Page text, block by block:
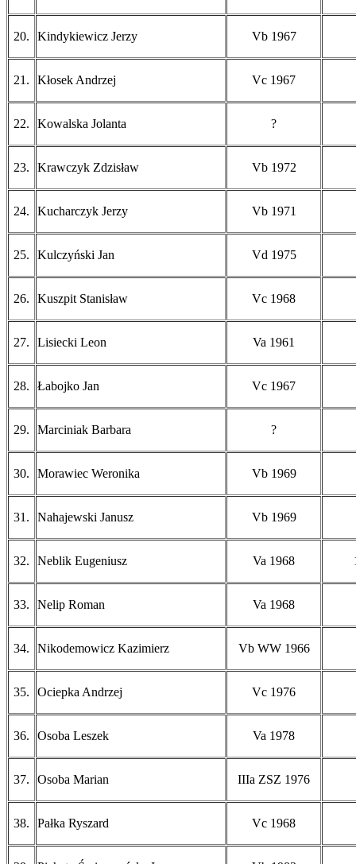
20. Kindykiewicz Jerzy Vb 1967
21. Kłosek Andrzej Vc 1967
22. Kowalska Jolanta ?
23. Krawczyk Zdzisław Vb 1972
24. Kucharczyk Jerzy Vb 1971
25. Kulczyński Jan Vd 1975
26. Kuszpit Stanisław Vc 1968
27. Lisiecki Leon Va 1961
28. Łabojko Jan Vc 1967
29. Marciniak Barbara ?
30. Morawiec Weronika Vb 1969
31. Nahajewski Janusz Vb 1969
32. Neblik Eugeniusz Va 1968
33. Nelip Roman Va 1968
34. Nikodemowicz Kazimierz Vb WW 1966
35. Ociepka Andrzej Vc 1976
36. Osoba Leszek Va 1978
37. Osoba Marian IIIa ZSZ 1976
38. Pałka Ryszard Vc 1968